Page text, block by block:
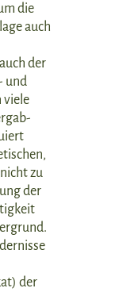
die
auch
der
und
viele
zu
der
der